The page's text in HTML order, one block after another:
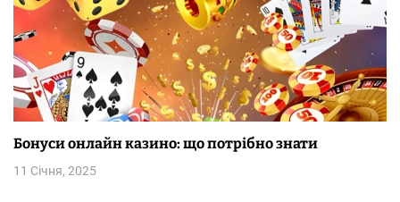
Бонуси онлайн казино: що потрібно знати
11 Січня, 2025